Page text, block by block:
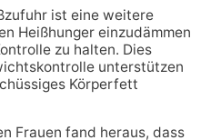
ist eine weitere
Heißhunger einzudämmen
zu halten. Dies
unterstützen
Körperfett
Frauen fand heraus, dass